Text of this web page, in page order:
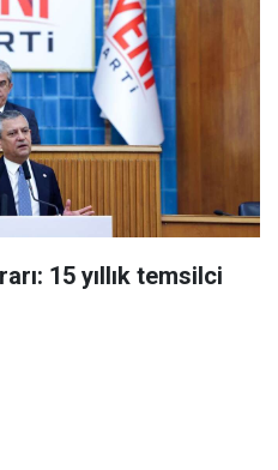
15 yıllık temsilci